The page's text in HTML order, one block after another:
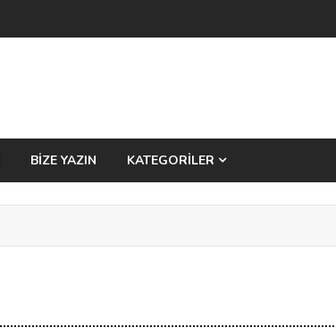
BİZE YAZIN KATEGORİLER